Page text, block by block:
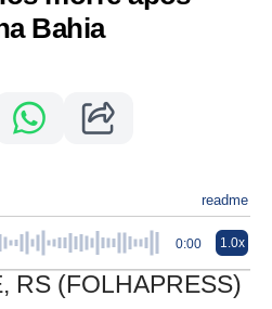
Bahia
readme
0:00 1.0x
RS (FOLHAPRESS)